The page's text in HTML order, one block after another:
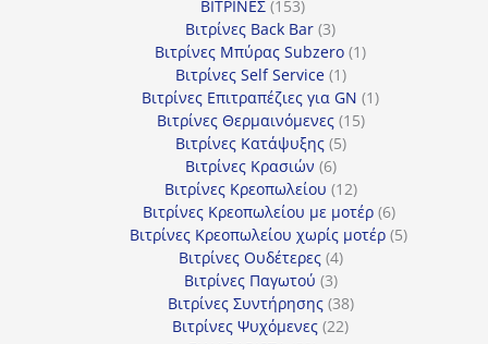
ΒΙΤΡΙΝΕΣ 153153
προϊόντα
Βιτρίνες Back Bar 33
προϊόντα
Βιτρίνες Mπύρας Subzero 11
Βιτρίνες Self Service 11
προϊόν
Βιτρίνες Επιτραπέζιες για GN 11
Βιτρίνες Θερμαινόμενες 1515
Βιτρίνες Κατάψυξης 55
Βιτρίνες Κρασιών 66
προϊόντα
Βιτρίνες Κρεοπωλείου 1212
προϊόντα
Βιτρίνες Κρεοπωλείου με μοτέρ 66
προϊόντα
Βιτρίνες Κρεοπωλείου χωρίς μοτέρ 55
Βιτρίνες Ουδέτερες 44
προϊόντα
Βιτρίνες Παγωτού 33
προϊόντα
Βιτρίνες Συντήρησης 3838
προϊόντα
Βιτρίνες Ψυχόμενες 2222